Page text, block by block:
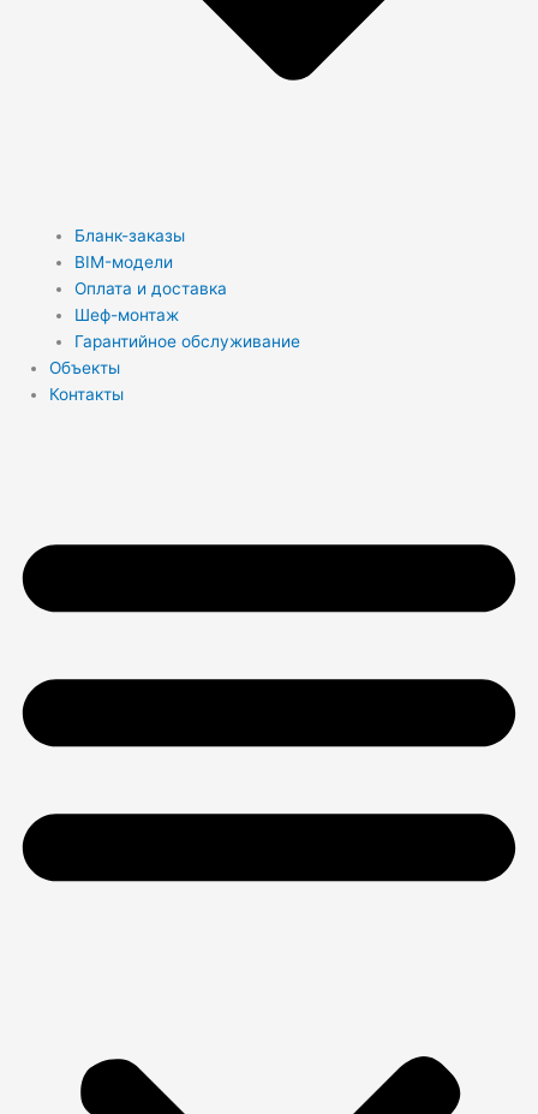
Бланк-заказы
BIM-модели
Оплата и доставка
Шеф-монтаж
Гарантийное обслуживание
Объекты
Контакты